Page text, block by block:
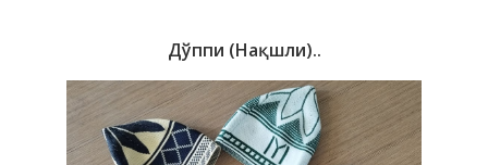
Дўппи (нақшли)..